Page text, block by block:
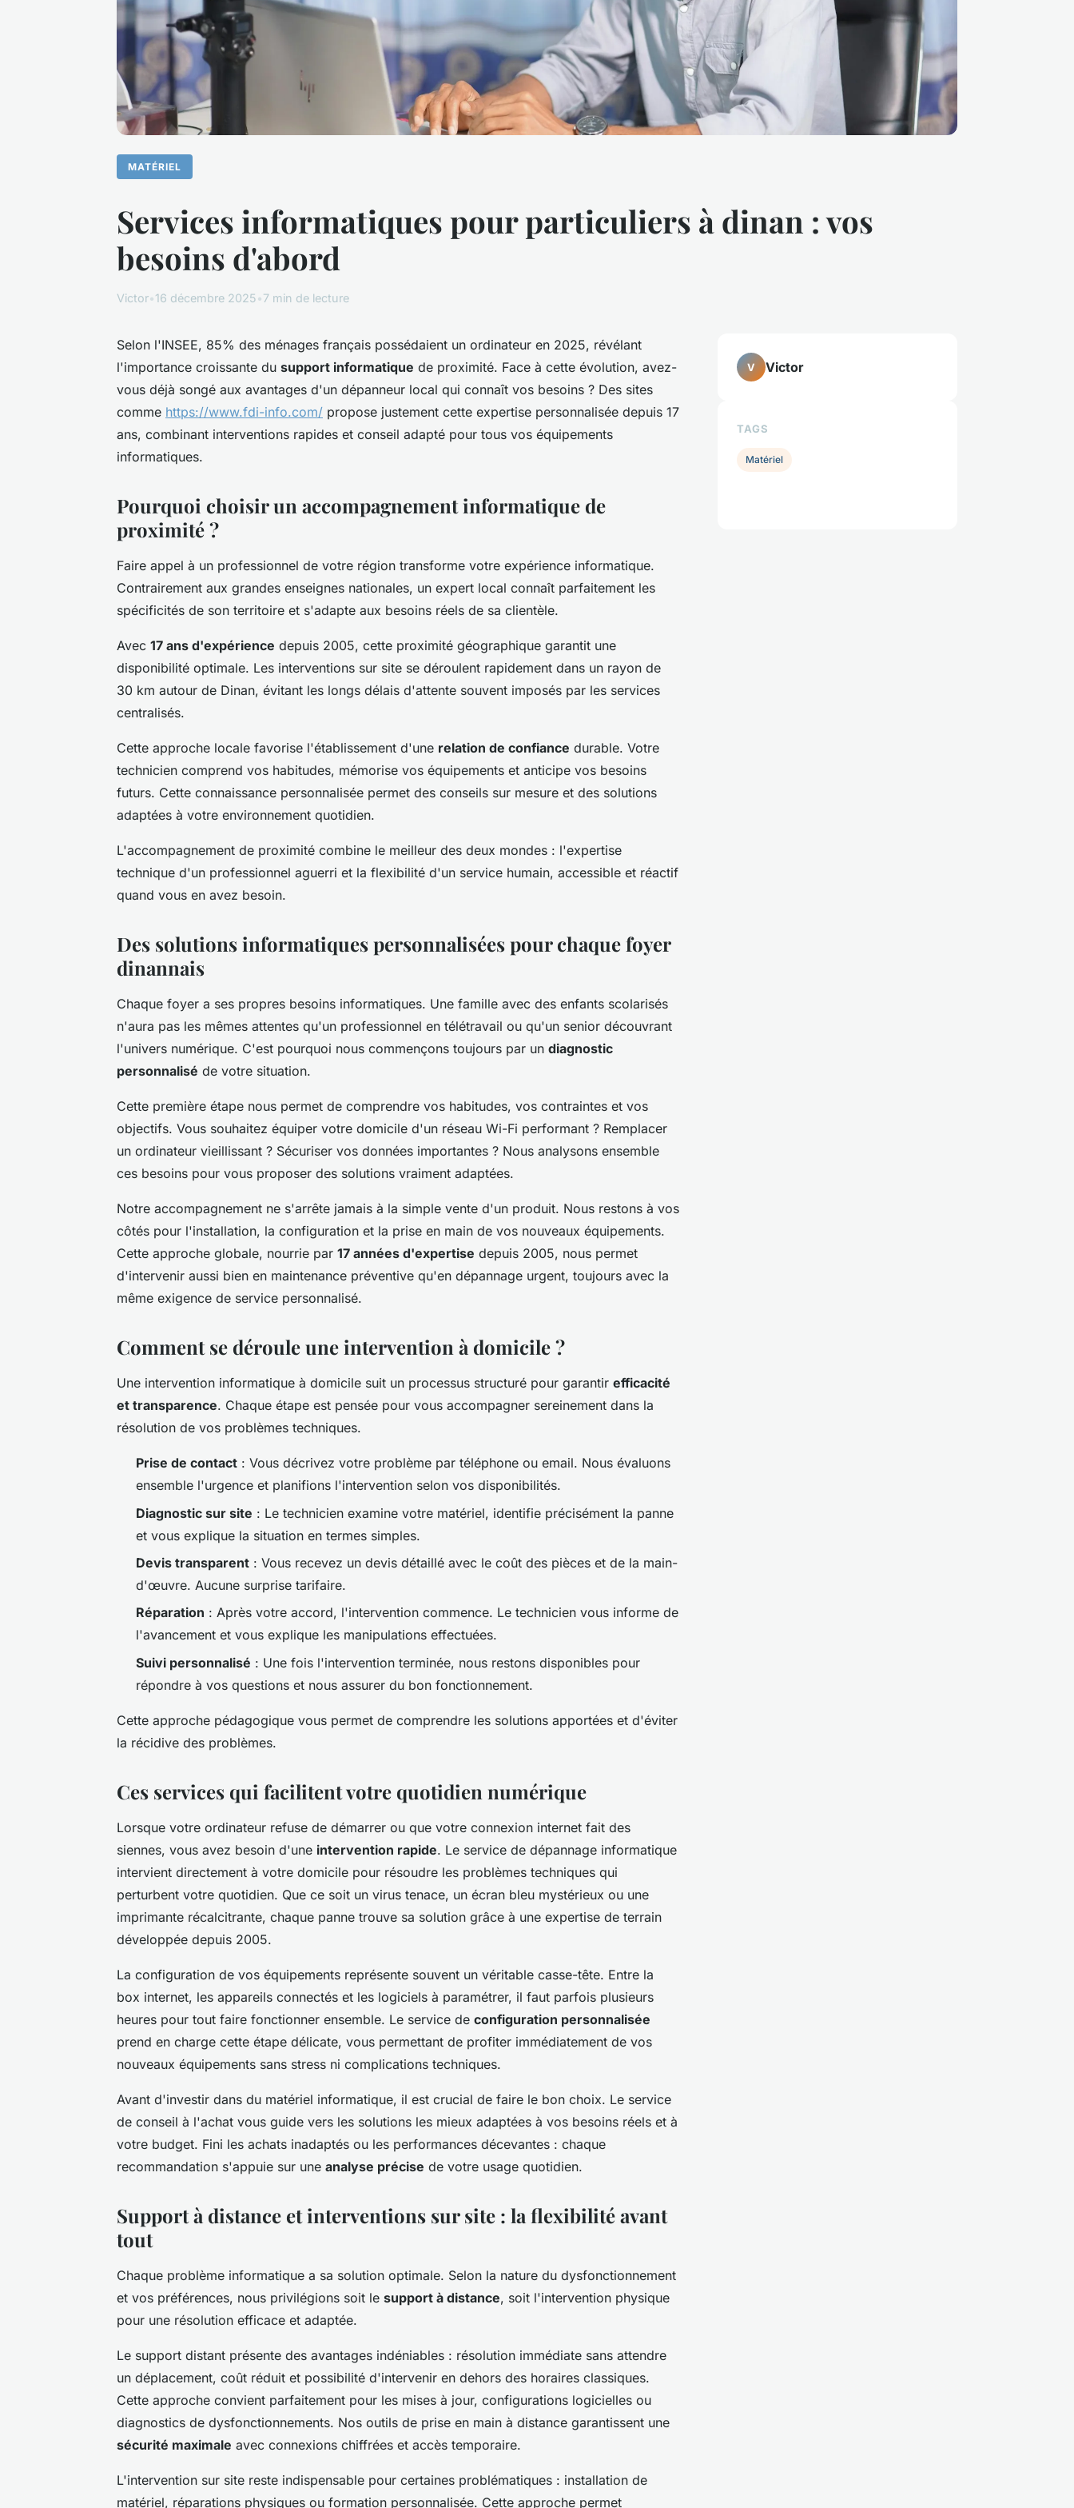
MATÉRIEL
Services informatiques pour particuliers à dinan : vos
besoins d'abord
Victor•16 décembre 2025•7 min de lecture
Selon l'INSEE, 85% des ménages français possédaient un ordinateur en 2025, révélant
l'importance croissante du support informatique de proximité. Face à cette évolution, avez-
vous déjà songé aux avantages d'un dépanneur local qui connaît vos besoins ? Des sites
comme https://www.fdi-info.com/ propose justement cette expertise personnalisée depuis 17
ans, combinant interventions rapides et conseil adapté pour tous vos équipements
informatiques.
Pourquoi choisir un accompagnement informatique de
proximité ?
Faire appel à un professionnel de votre région transforme votre expérience informatique.
Contrairement aux grandes enseignes nationales, un expert local connaît parfaitement les
spécificités de son territoire et s'adapte aux besoins réels de sa clientèle.
Avec 17 ans d'expérience depuis 2005, cette proximité géographique garantit une
disponibilité optimale. Les interventions sur site se déroulent rapidement dans un rayon de
30 km autour de Dinan, évitant les longs délais d'attente souvent imposés par les services
centralisés.
Cette approche locale favorise l'établissement d'une relation de confiance durable. Votre
technicien comprend vos habitudes, mémorise vos équipements et anticipe vos besoins
futurs. Cette connaissance personnalisée permet des conseils sur mesure et des solutions
adaptées à votre environnement quotidien.
L'accompagnement de proximité combine le meilleur des deux mondes : l'expertise
technique d'un professionnel aguerri et la flexibilité d'un service humain, accessible et réactif
quand vous en avez besoin.
Des solutions informatiques personnalisées pour chaque foyer
dinannais
Chaque foyer a ses propres besoins informatiques. Une famille avec des enfants scolarisés
n'aura pas les mêmes attentes qu'un professionnel en télétravail ou qu'un senior découvrant
l'univers numérique. C'est pourquoi nous commençons toujours par un diagnostic
personnalisé de votre situation.
Cette première étape nous permet de comprendre vos habitudes, vos contraintes et vos
objectifs. Vous souhaitez équiper votre domicile d'un réseau Wi-Fi performant ? Remplacer
un ordinateur vieillissant ? Sécuriser vos données importantes ? Nous analysons ensemble
ces besoins pour vous proposer des solutions vraiment adaptées.
Notre accompagnement ne s'arrête jamais à la simple vente d'un produit. Nous restons à vos
côtés pour l'installation, la configuration et la prise en main de vos nouveaux équipements.
Cette approche globale, nourrie par 17 années d'expertise depuis 2005, nous permet
d'intervenir aussi bien en maintenance préventive qu'en dépannage urgent, toujours avec la
même exigence de service personnalisé.
Comment se déroule une intervention à domicile ?
Une intervention informatique à domicile suit un processus structuré pour garantir efficacité
et transparence. Chaque étape est pensée pour vous accompagner sereinement dans la
résolution de vos problèmes techniques.
Prise de contact : Vous décrivez votre problème par téléphone ou email. Nous évaluons
ensemble l'urgence et planifions l'intervention selon vos disponibilités.
Diagnostic sur site : Le technicien examine votre matériel, identifie précisément la panne
et vous explique la situation en termes simples.
Devis transparent : Vous recevez un devis détaillé avec le coût des pièces et de la main-
d'œuvre. Aucune surprise tarifaire.
Réparation : Après votre accord, l'intervention commence. Le technicien vous informe de
l'avancement et vous explique les manipulations effectuées.
Suivi personnalisé : Une fois l'intervention terminée, nous restons disponibles pour
répondre à vos questions et nous assurer du bon fonctionnement.
Cette approche pédagogique vous permet de comprendre les solutions apportées et d'éviter
la récidive des problèmes.
Ces services qui facilitent votre quotidien numérique
Lorsque votre ordinateur refuse de démarrer ou que votre connexion internet fait des
siennes, vous avez besoin d'une intervention rapide. Le service de dépannage informatique
intervient directement à votre domicile pour résoudre les problèmes techniques qui
perturbent votre quotidien. Que ce soit un virus tenace, un écran bleu mystérieux ou une
imprimante récalcitrante, chaque panne trouve sa solution grâce à une expertise de terrain
développée depuis 2005.
La configuration de vos équipements représente souvent un véritable casse-tête. Entre la
box internet, les appareils connectés et les logiciels à paramétrer, il faut parfois plusieurs
heures pour tout faire fonctionner ensemble. Le service de configuration personnalisée
prend en charge cette étape délicate, vous permettant de profiter immédiatement de vos
nouveaux équipements sans stress ni complications techniques.
Avant d'investir dans du matériel informatique, il est crucial de faire le bon choix. Le service
de conseil à l'achat vous guide vers les solutions les mieux adaptées à vos besoins réels et à
votre budget. Fini les achats inadaptés ou les performances décevantes : chaque
recommandation s'appuie sur une analyse précise de votre usage quotidien.
Support à distance et interventions sur site : la flexibilité avant
tout
Chaque problème informatique a sa solution optimale. Selon la nature du dysfonctionnement
et vos préférences, nous privilégions soit le support à distance, soit l'intervention physique
pour une résolution efficace et adaptée.
Le support distant présente des avantages indéniables : résolution immédiate sans attendre
un déplacement, coût réduit et possibilité d'intervenir en dehors des horaires classiques.
Cette approche convient parfaitement pour les mises à jour, configurations logicielles ou
diagnostics de dysfonctionnements. Nos outils de prise en main à distance garantissent une
sécurité maximale avec connexions chiffrées et accès temporaire.
L'intervention sur site reste indispensable pour certaines problématiques : installation de
matériel, réparations physiques ou formation personnalisée. Cette approche permet
V Victor
TAGS
Matériel